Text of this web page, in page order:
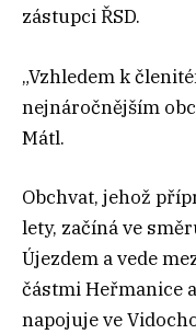
zástupci ŘSD.
„Vzhledem k
nejnáročnějším
Mátl.
Obchvat, jehož
lety, začíná ve
Újezdem a vede
částmi Heřmanice
napojuje ve